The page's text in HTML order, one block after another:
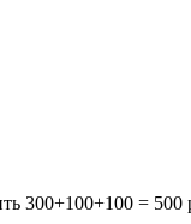
300+100+100 = 500